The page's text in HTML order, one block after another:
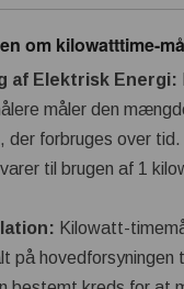
om kilowatttime-
af Elektrisk Energi:
måler den
der forbruges over
til brugen af ​​1
Kilowatt-
på hovedforsyningen